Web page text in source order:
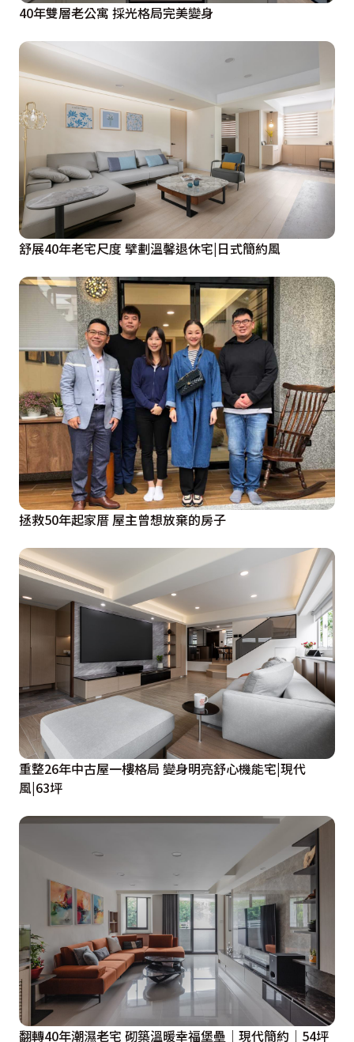
40年雙層老公寓 採光格局完美變身
舒展40年老宅尺度 擘劃溫馨退休宅|日式簡約風
拯救50年起家厝 屋主曾想放棄的房子
重整26年中古屋一樓格局 變身明亮舒心機能宅|現代
風|63坪
翻轉40年潮濕老宅 砌築溫暖幸福堡壘｜現代簡約｜54坪